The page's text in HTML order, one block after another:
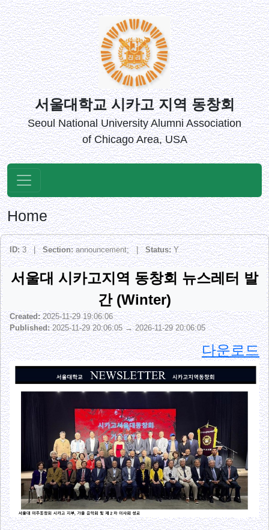
서울대학교 시카고 지역 동창회
Seoul National University Alumni Association
of Chicago Area, USA
Home
ID:3 |Section:announcement; |Status:Y
서울대 시카고지역 동창회 뉴스레터 발
간 (Winter)
Created:2025-11-29 19:06:06
Published:2025-11-29 20:06:05 → 2026-11-29 20:06:05
다운로드